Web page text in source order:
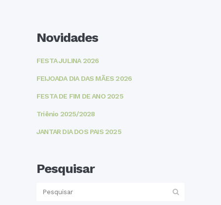
Novidades
FESTA JULINA 2026
FEIJOADA DIA DAS MÃES 2026
FESTA DE FIM DE ANO 2025
Triênio 2025/2028
JANTAR DIA DOS PAIS 2025
Pesquisar